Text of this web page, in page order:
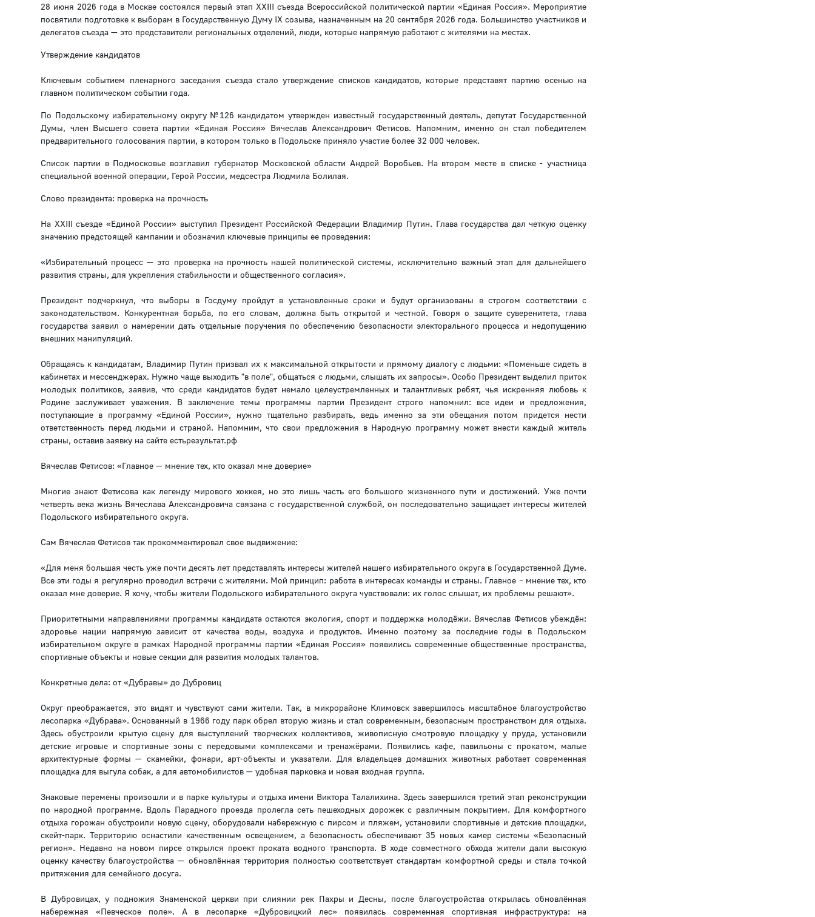
28 июня 2026 года в Москве состоялся первый этап XXIII съезда Всероссийской политической партии «Единая Россия». Мероприятие
посвятили подготовке к выборам в Государственную Думу IX созыва, назначенным на 20 сентября 2026 года. Большинство участников и
делегатов съезда — это представители региональных отделений, люди, которые напрямую работают с жителями на местах.
Утверждение кандидатов
Ключевым событием пленарного заседания съезда стало утверждение списков кандидатов, которые представят партию осенью на
главном политическом событии года.
По Подольскому избирательному округу №126 кандидатом утвержден известный государственный деятель, депутат Государственной
Думы, член Высшего совета партии «Единая Россия» Вячеслав Александрович Фетисов. Напомним, именно он стал победителем
предварительного голосования партии, в котором только в Подольске приняло участие более 32 000 человек.
Список партии в Подмосковье возглавил губернатор Московской области Андрей Воробьев. На втором месте в списке - участница
специальной военной операции, Герой России, медсестра Людмила Болилая.
Слово президента: проверка на прочность
На XXIII съезде «Единой России» выступил Президент Российской Федерации Владимир Путин. Глава государства дал четкую оценку
значению предстоящей кампании и обозначил ключевые принципы ее проведения:
«Избирательный процесс — это проверка на прочность нашей политической системы, исключительно важный этап для дальнейшего
развития страны, для укрепления стабильности и общественного согласия».
Президент подчеркнул, что выборы в Госдуму пройдут в установленные сроки и будут организованы в строгом соответствии с
законодательством. Конкурентная борьба, по его словам, должна быть открытой и честной. Говоря о защите суверенитета, глава
государства заявил о намерении дать отдельные поручения по обеспечению безопасности электорального процесса и недопущению
внешних манипуляций.
Обращаясь к кандидатам, Владимир Путин призвал их к максимальной открытости и прямому диалогу с людьми: «Поменьше сидеть в
кабинетах и мессенджерах. Нужно чаще выходить "в поле", общаться с людьми, слышать их запросы». Особо Президент выделил приток
молодых политиков, заявив, что среди кандидатов будет немало целеустремленных и талантливых ребят, чья искренняя любовь к
Родине заслуживает уважения. В заключение темы программы партии Президент строго напомнил: все идеи и предложения,
поступающие в программу «Единой России», нужно тщательно разбирать, ведь именно за эти обещания потом придется нести
ответственность перед людьми и страной. Напомним, что свои предложения в Народную программу может внести каждый житель
страны, оставив заявку на сайте естьрезультат.рф
Вячеслав Фетисов: «Главное — мнение тех, кто оказал мне доверие»
Многие знают Фетисова как легенду мирового хоккея, но это лишь часть его большого жизненного пути и достижений. Уже почти
четверть века жизнь Вячеслава Александровича связана с государственной службой, он последовательно защищает интересы жителей
Подольского избирательного округа.
Сам Вячеслав Фетисов так прокомментировал свое выдвижение:
«Для меня большая честь уже почти десять лет представлять интересы жителей нашего избирательного округа в Государственной Думе.
Все эти годы я регулярно проводил встречи с жителями. Мой принцип: работа в интересах команды и страны. Главное – мнение тех, кто
оказал мне доверие. Я хочу, чтобы жители Подольского избирательного округа чувствовали: их голос слышат, их проблемы решают».
Приоритетными направлениями программы кандидата остаются экология, спорт и поддержка молодёжи. Вячеслав Фетисов убеждён:
здоровье нации напрямую зависит от качества воды, воздуха и продуктов. Именно поэтому за последние годы в Подольском
избирательном округе в рамках Народной программы партии «Единая Россия» появились современные общественные пространства,
спортивные объекты и новые секции для развития молодых талантов.
Конкретные дела: от «Дубравы» до Дубровиц
Округ преображается, это видят и чувствуют сами жители. Так, в микрорайоне Климовск завершилось масштабное благоустройство
лесопарка «Дубрава». Основанный в 1966 году парк обрел вторую жизнь и стал современным, безопасным пространством для отдыха.
Здесь обустроили крытую сцену для выступлений творческих коллективов, живописную смотровую площадку у пруда, установили
детские игровые и спортивные зоны с передовыми комплексами и тренажёрами. Появились кафе, павильоны с прокатом, малые
архитектурные формы — скамейки, фонари, арт-объекты и указатели. Для владельцев домашних животных работает современная
площадка для выгула собак, а для автомобилистов — удобная парковка и новая входная группа.
Знаковые перемены произошли и в парке культуры и отдыха имени Виктора Талалихина. Здесь завершился третий этап реконструкции
по народной программе. Вдоль Парадного проезда пролегла сеть пешеходных дорожек с различным покрытием. Для комфортного
отдыха горожан обустроили новую сцену, оборудовали набережную с пирсом и пляжем, установили спортивные и детские площадки,
скейт-парк. Территорию оснастили качественным освещением, а безопасность обеспечивают 35 новых камер системы «Безопасный
регион». Недавно на новом пирсе открылся проект проката водного транспорта. В ходе совместного обхода жители дали высокую
оценку качеству благоустройства — обновлённая территория полностью соответствует стандартам комфортной среды и стала точкой
притяжения для семейного досуга.
В Дубровицах, у подножия Знаменской церкви при слиянии рек Пахры и Десны, после благоустройства открылась обновлённая
набережная «Певческое поле». А в лесопарке «Дубровицкий лес» появилась современная спортивная инфраструктура: на